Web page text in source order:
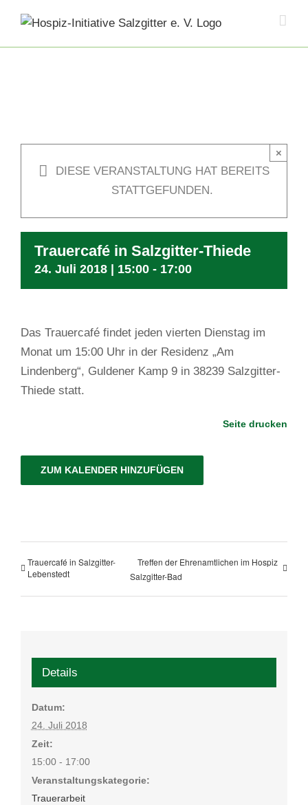
content
DIESE VERANSTALTUNG HAT BEREITS
STATTGEFUNDEN.
×
Trauercafé in Salzgitter-Thiede
24. Juli 2018 | 15:00 - 17:00
Das Trauercafé findet jeden vierten Dienstag im
Monat um 15:00 Uhr in der Residenz „Am
Lindenberg“, Guldener Kamp 9 in 38239 Salzgitter-
Thiede statt.
Seite drucken
ZUM KALENDER HINZUFÜGEN
Trauercafé in Salzgitter-
Lebenstedt
Treffen der Ehrenamtlichen im Hospiz
Salzgitter-Bad
Details
Datum:
24. Juli 2018
Zeit:
15:00 - 17:00
Veranstaltungskategorie:
Trauerarbeit